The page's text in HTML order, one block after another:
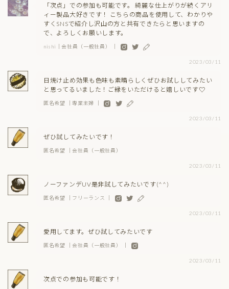
「次点」での参加も可能です。 綺麗な仕上がりが続くアリ
ィー製品大好きです！ こちらの商品を使用して、わかりや
すくSNSで紹介し沢山の方と共有できたらと思いますの
で、よろしくお願いします。
nishi｜会社員（一般社員） ｜
2023/03/11
日焼け止め効果も色味も素晴らしくぜひお試ししてみたい
と思ってるいました！ご縁をいただけると嬉しいです♡
匿名希望 ｜専業主婦 ｜
2023/03/11
ぜひ試してみたいです！
匿名希望 ｜会社員（一般社員）
2023/03/11
ノーファンデUV是非試してみたいです(^^)
匿名希望 ｜フリーランス ｜
2023/03/11
愛用してます。ぜひ試してみたいです
匿名希望 ｜会社員（一般社員） ｜
2023/03/11
次点での参加も可能です！